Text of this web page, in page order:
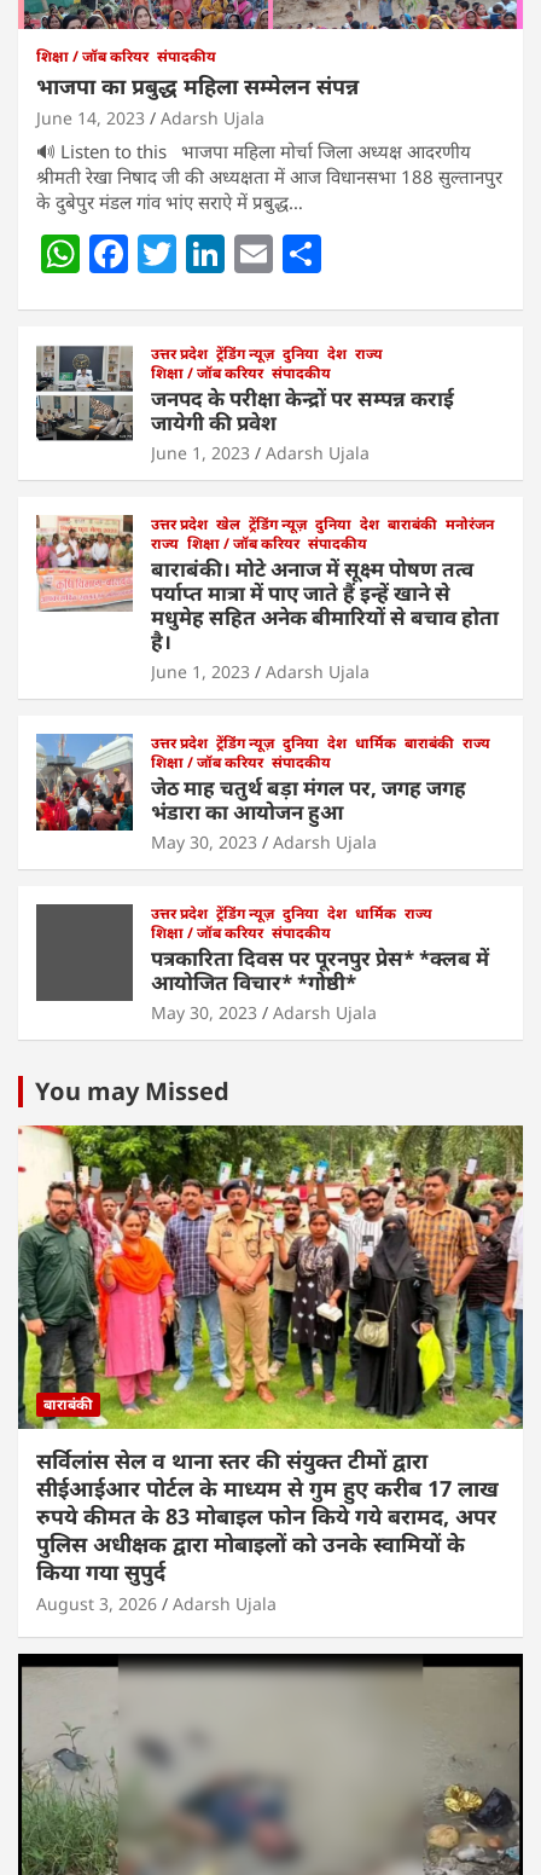
शिक्षा / जॉब करियर संपादकीय
भाजपा का प्रबुद्ध महिला सम्मेलन संपन्न
June 14, 2023 Adarsh Ujala
🔊 Listen to this भाजपा महिला मोर्चा जिला अध्यक्ष आदरणीय
श्रीमती रेखा निषाद जी की अध्यक्षता में आज विधानसभा 188 सुल्तानपुर
के दुबेपुर मंडल गांव भांए सराऐ में प्रबुद्ध…
W
s
A
p
p
F
e
b
o
o
k
T
er
Li
e
dI
n
E
l e
उत्तर प्रदेश ट्रेंडिंग न्यूज़ दुनिया देश राज्य
शिक्षा / जॉब करियर संपादकीय
जनपद के परीक्षा केन्द्रों पर सम्पन्न कराई
जायेगी की प्रवेश
June 1, 2023 Adarsh Ujala
उत्तर प्रदेश खेल ट्रेंडिंग न्यूज़ दुनिया देश बाराबंकी मनोरंजन
राज्य शिक्षा / जॉब करियर संपादकीय
बाराबंकी। मोटे अनाज में सूक्ष्म पोषण तत्व
पर्याप्त मात्रा में पाए जाते हैं इन्हें खाने से
मधुमेह सहित अनेक बीमारियों से बचाव होता
है।
June 1, 2023 Adarsh Ujala
उत्तर प्रदेश ट्रेंडिंग न्यूज़ दुनिया देश धार्मिक बाराबंकी राज्य
शिक्षा / जॉब करियर संपादकीय
जेठ माह चतुर्थ बड़ा मंगल पर, जगह जगह
भंडारा का आयोजन हुआ
May 30, 2023 Adarsh Ujala
उत्तर प्रदेश ट्रेंडिंग न्यूज़ दुनिया देश धार्मिक राज्य
शिक्षा / जॉब करियर संपादकीय
पत्रकारिता दिवस पर पूरनपुर प्रेस* *क्लब में
आयोजित विचार* *गोष्ठी*
May 30, 2023 Adarsh Ujala
You may Missed
बाराबंकी
सर्विलांस सेल व थाना स्तर की संयुक्त टीमों द्वारा
सीईआईआर पोर्टल के माध्यम से गुम हुए करीब 17 लाख
रुपये कीमत के 83 मोबाइल फोन किये गये बरामद, अपर
पुलिस अधीक्षक द्वारा मोबाइलों को उनके स्वामियों के
किया गया सुपुर्द
August 3, 2026 Adarsh Ujala